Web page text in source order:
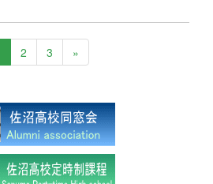
2 3 »